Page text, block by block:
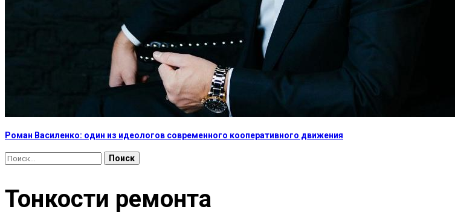
Роман Василенко: один из идеологов современного кооперативного движения
Найти:
Тонкости ремонта